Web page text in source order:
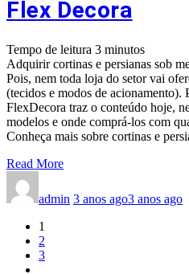
Flex Decora
Tempo de leitura 3 minutos
Adquirir cortinas e persianas sob
Pois, nem toda loja do setor vai
(tecidos e modos de acionamento).
FlexDecora traz o conteúdo hoje,
modelos e onde comprá-los com
Conheça mais sobre cortinas e
Read More
admin 3 anos ago3 anos ago
1
2
3